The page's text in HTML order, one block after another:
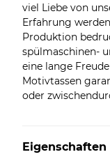
viel Liebe von
Erfahrung
Produktion
spülmaschinen-
eine lange
Motivtassen
oder
Eigenschaften